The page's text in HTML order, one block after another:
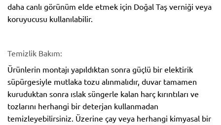
daha canlı görünüm elde etmek için Doğal Taş verniği veya
koruyucusu kullanılabilir.
Temizlik Bakım:
Ürünlerin montajı yapıldıktan sonra güçlü bir elektirik
süpürgesiyle mutlaka tozu alınmalıdır, duvar tamamen
kuruduktan sonra ıslak süngerle kalan harç kırıntıları ve
tozlarını herhangi bir deterjan kullanmadan
temizleyebilirsiniz. Üzerine çay veya herhangi kimyasal bir